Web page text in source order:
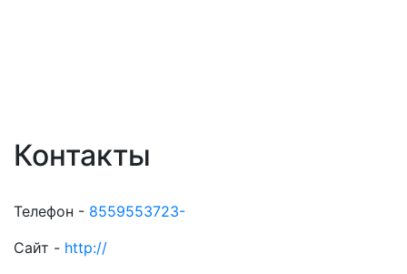
Контакты
Телефон - 8559553723-
Сайт - http://